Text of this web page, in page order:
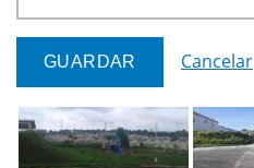
Cancelar